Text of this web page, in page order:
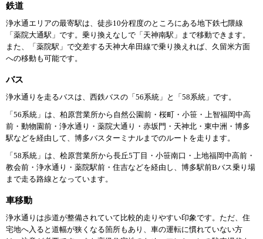
鉄道
浄水通エリアの最寄駅は、徒歩10分程度のところにある地下鉄七隈線
「薬院大通駅」です。乗り換えなしで「天神南駅」まで移動できます。
また、「薬院駅」で交差する天神大牟田線で乗り換えれば、久留米方面
への移動も可能です。
バス
浄水通りを走るバスは、西鉄バスの「56系統」と「58系統」です。
「56系統」は、柏原営業所から自然公園前・桜町・小笹・上智福岡中高
前・動物園前・浄水通り・薬院大通り・赤坂門・天神北・東中洲・博多
駅などを経由して、博多バスターミナルまでのルートを走ります。
「58系統」は、桧原営業所から長丘5丁目・小笹南口・上地福岡中高前・
教会前・浄水通り・薬院駅前・住吉などを経由し、博多駅前Bバス乗り場
まで走る路線となっています。
車移動
浄水通りは歩道が整備されていて比較的走りやすい印象です。ただ、住
宅地へ入ると道幅が狭くなる箇所もあり、車の運転に慣れていない方